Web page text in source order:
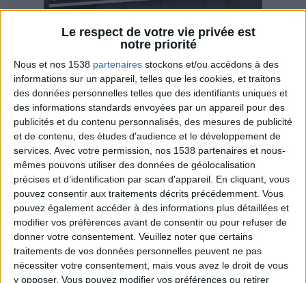
Le respect de votre vie privée est
notre priorité
Nous et nos 1538 partenaires stockons et/ou accédons à des
informations sur un appareil, telles que les cookies, et traitons
des données personnelles telles que des identifiants uniques et
des informations standards envoyées par un appareil pour des
publicités et du contenu personnalisés, des mesures de publicité
et de contenu, des études d'audience et le développement de
services. Avec votre permission, nos 1538 partenaires et nous-
mêmes pouvons utiliser des données de géolocalisation
précises et d’identification par scan d'appareil. En cliquant, vous
pouvez consentir aux traitements décrits précédemment. Vous
pouvez également accéder à des informations plus détaillées et
modifier vos préférences avant de consentir ou pour refuser de
donner votre consentement. Veuillez noter que certains
traitements de vos données personnelles peuvent ne pas
nécessiter votre consentement, mais vous avez le droit de vous
y opposer. Vous pouvez modifier vos préférences ou retirer
Ces marques diététiques : c'est n'importe quoi !
Webinaires en direct Voir tout